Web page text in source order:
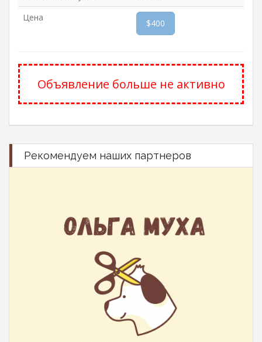
Цена
$400
Объявление больше не активно
Рекомендуем наших партнеров